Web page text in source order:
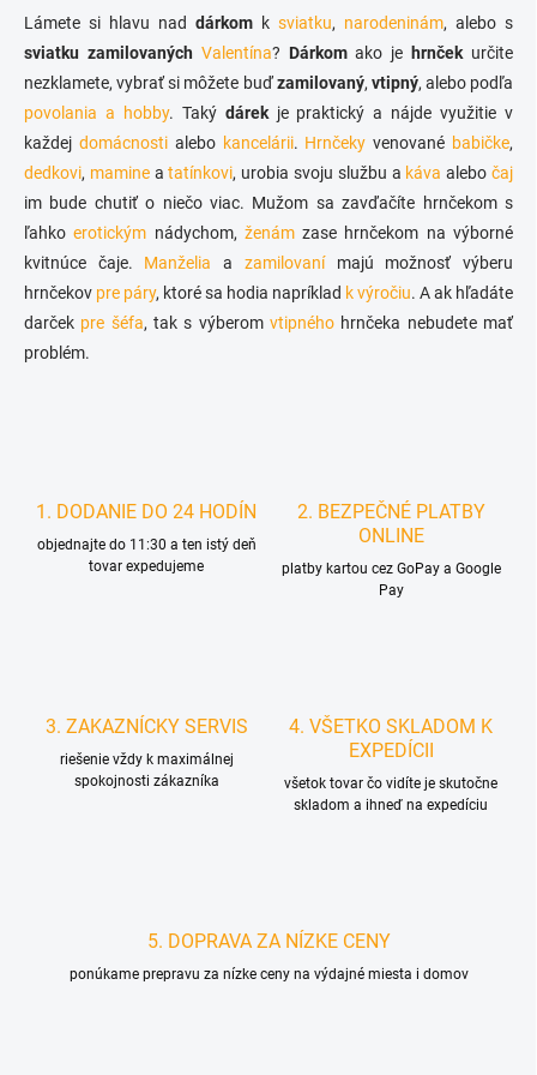
l
á
d
a
c
i
e
p
r
v
k
y
v
ý
p
Lámete si hlavu nad dárkom k sviatku, narodeninám, alebo s
sviatku zamilovaných Valentína? Dárkomako je hrnčekurčite
nezklamete, vybrať si môžete buďzamilovaný, vtipný, alebo podľa
povolania a hobby. Taký dárekje praktický a nájde využitie v
každej domácnostialebo kancelárii. Hrnčeky venované babičke,
dedkovi, mamineatatínkovi, urobia svoju službu a káva alebočaj
im bude chutiť o niečo viac. Mužom sa zavďačíte hrnčekom s
ľahkoerotickým nádychom, ženámzase hrnčekom na výborné
kvitnúce čaje. Manželia a zamilovanímajú možnosť výberu
hrnčekov pre páry, ktoré sa hodia napríklad k výročiu. A ak hľadáte
darček pre šéfa, tak s výberomvtipného hrnčeka nebudete mať
problém.
1. DODANIE DO 24 HODÍN
objednajte do 11:30 a ten istý deň
tovar expedujeme
2. BEZPEČNÉ PLATBY
ONLINE
platby kartou cez GoPay a Google
Pay
3. ZAKAZNÍCKY SERVIS
riešenie vždy k maximálnej
spokojnosti zákazníka
4. VŠETKO SKLADOM K
EXPEDÍCII
všetok tovar čo vidíte je skutočne
skladom a ihneď na expedíciu
5. DOPRAVA ZA NÍZKE CENY
ponúkame prepravu za nízke ceny na výdajné miesta i domov